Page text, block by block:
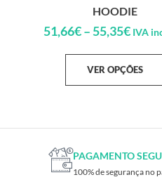
HOODIE
51,66€– 55,35€ IVA
VER OPÇÕES
PAGAMENTO
100% de segurança no